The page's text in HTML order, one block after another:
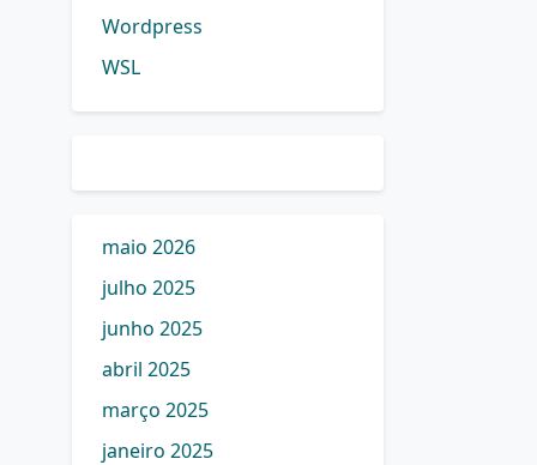
Wordpress
WSL
maio 2026
julho 2025
junho 2025
abril 2025
março 2025
janeiro 2025